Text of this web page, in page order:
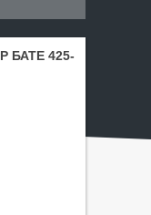
БАТЕ 425-